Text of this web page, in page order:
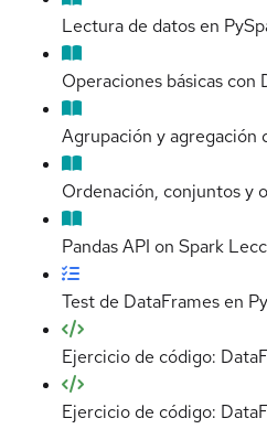
Lectura de datos en
Operaciones básicas con
Agrupación y agregación
Ordenación, conjuntos y
Pandas API on Spark
Test de DataFrames en
Ejercicio de código:
Ejercicio de código: